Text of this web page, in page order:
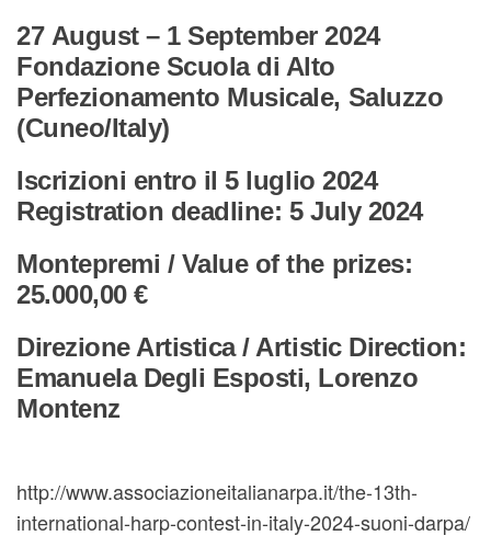
27 August – 1 September 2024
Fondazione Scuola di Alto
Perfezionamento Musicale, Saluzzo
(Cuneo/Italy)
Iscrizioni entro il 5 luglio 2024
Registration deadline: 5 July 2024
Montepremi / Value of the prizes:
25.000,00 €
Direzione Artistica / Artistic Direction:
Emanuela Degli Esposti, Lorenzo
Montenz
http://www.associazioneitalianarpa.it/the-13th-
international-harp-contest-in-italy-2024-suoni-darpa/